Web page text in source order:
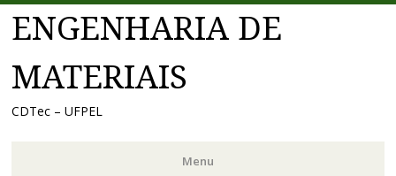
ENGENHARIA DE
MATERIAIS
CDTec – UFPEL
Menu